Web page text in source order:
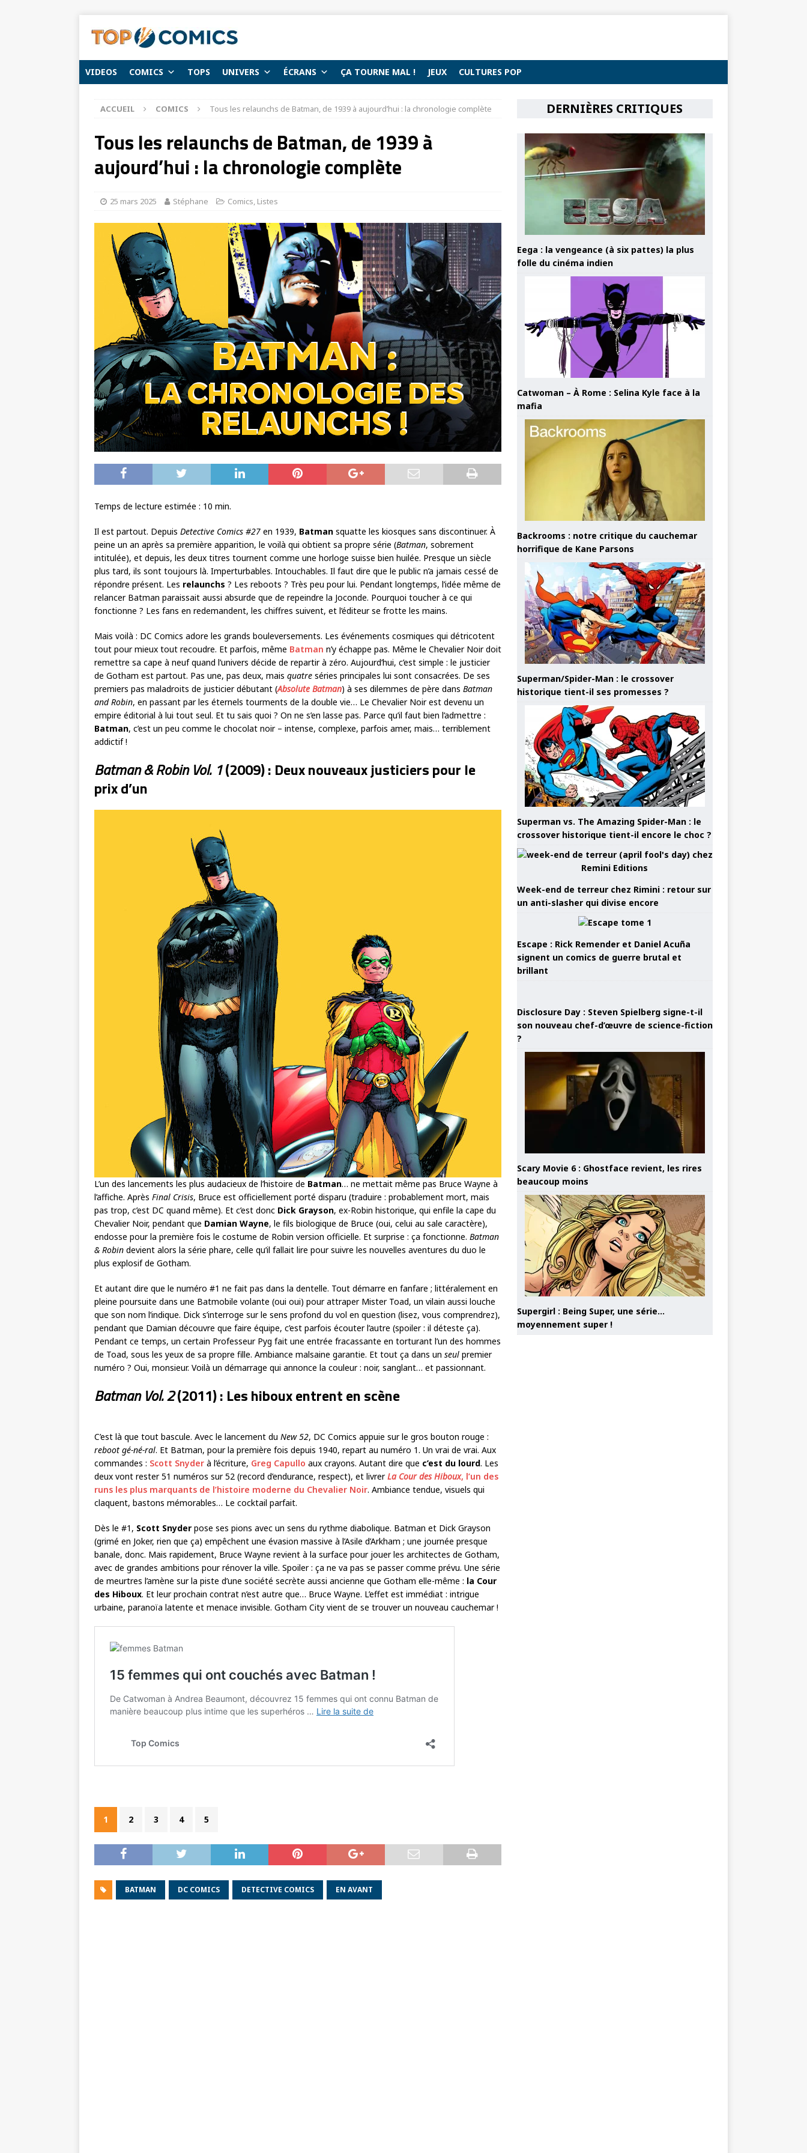
VIDEOS COMICS TOPS UNIVERS ÉCRANS ÇA TOURNE MAL ! JEUX CULTURES POP
ACCUEIL COMICS Tous les relaunchs de Batman, de 1939 à aujourd’hui : la chronologie complète
Tous les relaunchs de Batman, de 1939 à
aujourd’hui : la chronologie complète
25 mars 2025 Stéphane Comics, Listes
Temps de lecture estimée : 10 min.
Il est partout. Depuis Detective Comics #27 en 1939, Batman squatte les kiosques sans discontinuer. À
peine un an après sa première apparition, le voilà qui obtient sa propre série (Batman, sobrement
intitulée), et depuis, les deux titres tournent comme une horloge suisse bien huilée. Presque un siècle
plus tard, ils sont toujours là. Imperturbables. Intouchables. Il faut dire que le public n’a jamais cessé de
répondre présent. Les relaunchs ? Les reboots ? Très peu pour lui. Pendant longtemps, l’idée même de
relancer Batman paraissait aussi absurde que de repeindre la Joconde. Pourquoi toucher à ce qui
fonctionne ? Les fans en redemandent, les chiffres suivent, et l’éditeur se frotte les mains.
Mais voilà : DC Comics adore les grands bouleversements. Les événements cosmiques qui détricotent
tout pour mieux tout recoudre. Et parfois, même Batman n’y échappe pas. Même le Chevalier Noir doit
remettre sa cape à neuf quand l’univers décide de repartir à zéro. Aujourd’hui, c’est simple : le justicier
de Gotham est partout. Pas une, pas deux, mais quatre séries principales lui sont consacrées. De ses
premiers pas maladroits de justicier débutant (Absolute Batman) à ses dilemmes de père dans Batman
and Robin, en passant par les éternels tourments de la double vie… Le Chevalier Noir est devenu un
empire éditorial à lui tout seul. Et tu sais quoi ? On ne s’en lasse pas. Parce qu’il faut bien l’admettre :
Batman, c’est un peu comme le chocolat noir – intense, complexe, parfois amer, mais… terriblement
addictif !
Batman & Robin Vol. 1(2009) : Deux nouveaux justiciers pour le
prix d’un
L’un des lancements les plus audacieux de l’histoire de Batman… ne mettait même pas Bruce Wayne à
l’affiche. Après Final Crisis, Bruce est officiellement porté disparu (traduire : probablement mort, mais
pas trop, c’est DC quand même). Et c’est donc Dick Grayson, ex-Robin historique, qui enfile la cape du
Chevalier Noir, pendant que Damian Wayne, le fils biologique de Bruce (oui, celui au sale caractère),
endosse pour la première fois le costume de Robin version officielle. Et surprise : ça fonctionne. Batman
& Robin devient alors la série phare, celle qu’il fallait lire pour suivre les nouvelles aventures du duo le
plus explosif de Gotham.
Et autant dire que le numéro #1 ne fait pas dans la dentelle. Tout démarre en fanfare ; littéralement en
pleine poursuite dans une Batmobile volante (oui oui) pour attraper Mister Toad, un vilain aussi louche
que son nom l’indique. Dick s’interroge sur le sens profond du vol en question (lisez, vous comprendrez),
pendant que Damian découvre que faire équipe, c’est parfois écouter l’autre (spoiler : il déteste ça).
Pendant ce temps, un certain Professeur Pyg fait une entrée fracassante en torturant l’un des hommes
de Toad, sous les yeux de sa propre fille. Ambiance malsaine garantie. Et tout ça dans un seul premier
numéro ? Oui, monsieur. Voilà un démarrage qui annonce la couleur : noir, sanglant… et passionnant.
Batman Vol. 2(2011) : Les hiboux entrent en scène
C’est là que tout bascule. Avec le lancement du New 52, DC Comics appuie sur le gros bouton rouge :
reboot gé-né-ral. Et Batman, pour la première fois depuis 1940, repart au numéro 1. Un vrai de vrai. Aux
commandes : Scott Snyder à l’écriture, Greg Capullo aux crayons. Autant dire que c’est du lourd. Les
deux vont rester 51 numéros sur 52 (record d’endurance, respect), et livrerLa Cour des Hiboux, l’un des
runs les plus marquants de l’histoire moderne du Chevalier Noir. Ambiance tendue, visuels qui
claquent, bastons mémorables… Le cocktail parfait.
Dès le #1, Scott Snyder pose ses pions avec un sens du rythme diabolique. Batman et Dick Grayson
(grimé en Joker, rien que ça) empêchent une évasion massive à l’Asile d’Arkham ; une journée presque
banale, donc. Mais rapidement, Bruce Wayne revient à la surface pour jouer les architectes de Gotham,
avec de grandes ambitions pour rénover la ville. Spoiler : ça ne va pas se passer comme prévu. Une série
de meurtres l’amène sur la piste d’une société secrète aussi ancienne que Gotham elle-même : la Cour
des Hiboux. Et leur prochain contrat n’est autre que… Bruce Wayne. L’effet est immédiat : intrigue
urbaine, paranoïa latente et menace invisible. Gotham City vient de se trouver un nouveau cauchemar !
1 2 3 4 5
BATMAN DC COMICS DETECTIVE COMICS EN AVANT
DERNIÈRES CRITIQUES
Eega : la vengeance (à six pattes) la plus
folle du cinéma indien
Catwoman – À Rome : Selina Kyle face à la
mafia
Backrooms : notre critique du cauchemar
horrifique de Kane Parsons
Superman/Spider-Man : le crossover
historique tient-il ses promesses ?
Superman vs. The Amazing Spider-Man : le
crossover historique tient-il encore le choc ?
Week-end de terreur chez Rimini : retour sur
un anti-slasher qui divise encore
Escape : Rick Remender et Daniel Acuña
signent un comics de guerre brutal et
brillant
Disclosure Day : Steven Spielberg signe-t-il
son nouveau chef-d’œuvre de science-fiction
?
Scary Movie 6 : Ghostface revient, les rires
beaucoup moins
Supergirl : Being Super, une série…
moyennement super !